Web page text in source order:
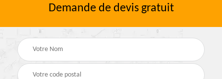
Demande de devis gratuit